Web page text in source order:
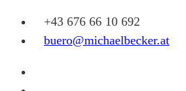
Skip
+43 676 66 10 692
buero@michaelbecker.at